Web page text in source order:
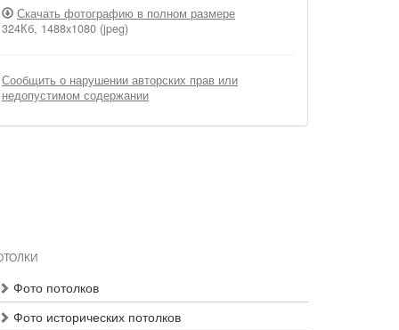
Скачать фотографию в полном размере
324Кб, 1488x1080 (jpeg)
Сообщить о нарушении авторских прав или
недопустимом содержании
Фото потолков
Фото исторических потолков